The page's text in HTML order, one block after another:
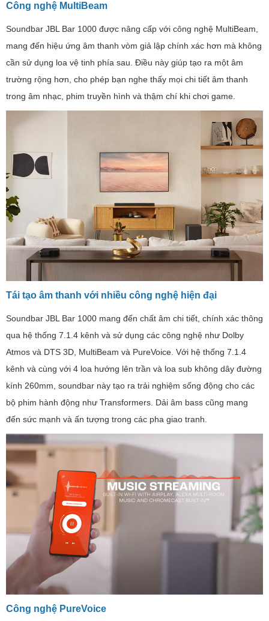
Công nghệ MultiBeam
Soundbar JBL Bar 1000 được nâng cấp với công nghệ MultiBeam,
mang đến hiệu ứng âm thanh vòm giả lập chính xác hơn mà không
cần sử dụng loa vệ tinh phía sau. Điều này giúp tạo ra một âm
trường rộng hơn, cho phép bạn nghe thấy mọi chi tiết âm thanh
trong âm nhạc, phim truyền hình và thậm chí khi chơi game.
Tái tạo âm thanh với nhiều công nghệ hiện đại
Soundbar JBL Bar 1000 mang đến chất âm chi tiết, chính xác thông
qua hệ thống 7.1.4 kênh và sử dụng các công nghệ như Dolby
Atmos và DTS 3D, MultiBeam và PureVoice. Với hệ thống 7.1.4
kênh và cùng với 4 loa hướng lên trần và loa sub không dây đường
kính 260mm, soundbar này tạo ra trải nghiệm sống động cho các
bộ phim hành động như Transformers. Dải âm bass cũng mang
đến sức mạnh và ấn tượng trong các pha giao tranh.
Công nghệ PureVoice